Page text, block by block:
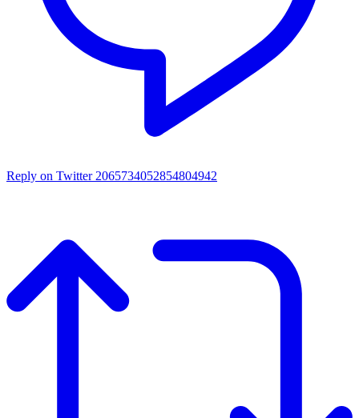
Reply on Twitter 2065734052854804942